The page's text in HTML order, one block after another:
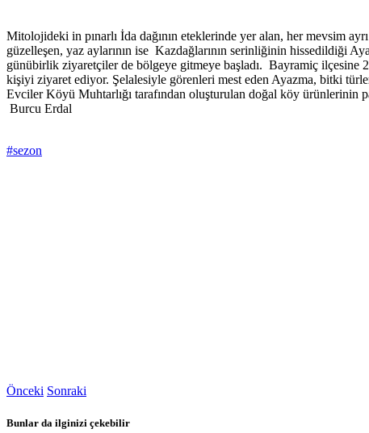
Mitolojideki in pınarlı İda dağının eteklerinde yer alan, her mevsim
güzelleşen, yaz aylarının ise Kazdağlarının serinliğinin hissedildiği
günübirlik ziyaretçiler de bölgeye gitmeye başladı. Bayramiç ilçesine
kişiyi ziyaret ediyor. Şelalesiyle görenleri mest eden Ayazma, bitki
Evciler Köyü Muhtarlığı tarafından oluşturulan doğal köy ürünlerinin
Burcu Erdal
#sezon
Önceki Sonraki
Bunlar da ilginizi çekebilir